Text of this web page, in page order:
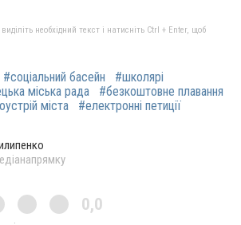
необхідний текст і натисніть Ctrl + Enter, щоб
#соціальний басейн
#школярі
міська рада
#безкоштовне плавання
міста #електронні петиції
0,0